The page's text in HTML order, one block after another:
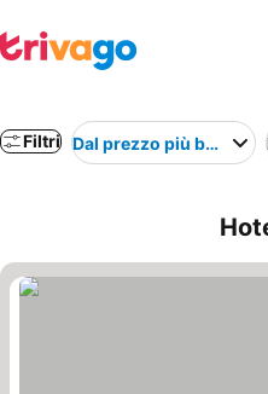
Filtri Dal prezzo più basso